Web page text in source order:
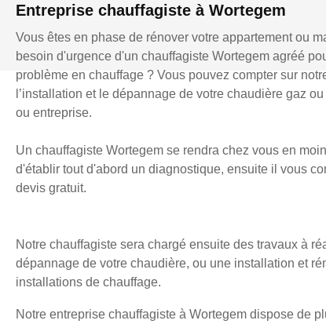
Entreprise chauffagiste à Wortegem
Vous êtes en phase de rénover votre appartement ou
besoin d'urgence d'un chauffagiste Wortegem agréé
problème en chauffage ? Vous pouvez compter sur
l’installation et le dépannage de votre chaudière gaz
ou entreprise.
Un chauffagiste Wortegem se rendra chez vous en
d'établir tout d'abord un diagnostique, ensuite il vous
devis gratuit.
Notre chauffagiste sera chargé ensuite des travaux à
dépannage de votre chaudière, ou une installation et
installations de chauffage.
Notre entreprise chauffagiste à Wortegem dispose de